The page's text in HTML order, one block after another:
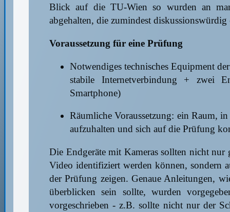
Blick auf die TU-Wien so wurden an
abgehalten, die zumindest diskussionswürdig
Voraussetzung für eine Prüfung
Notwendiges technisches Equipment
stabile Internetverbindung + zwei
Smartphone)
Räumliche Voraussetzung: ein Raum,
aufzuhalten und sich auf die Prüfung
Die Endgeräte mit Kameras sollten nicht
Video identifiziert werden können, sondern
der Prüfung zeigen. Genaue Anleitungen,
überblicken sein sollte, wurden
vorgeschrieben - z.B. sollte nicht nur der